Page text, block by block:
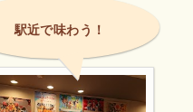
駅近で味わう！